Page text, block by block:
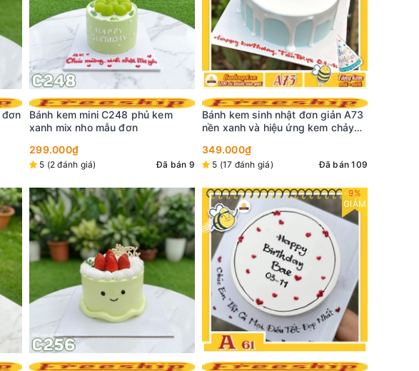
Bánh kem sinh nhật đơn giản A73
nền xanh và hiệu ứng kem chảy
349.000₫
5 (17 đánh giá) Đã bán 109
9%
GIẢM
Bánh kem sinh nhật đơn giản A52
nền màu hồng nhạt vẽ tim trắng
298.000₫
5 (47 đánh giá) Đã bán 111